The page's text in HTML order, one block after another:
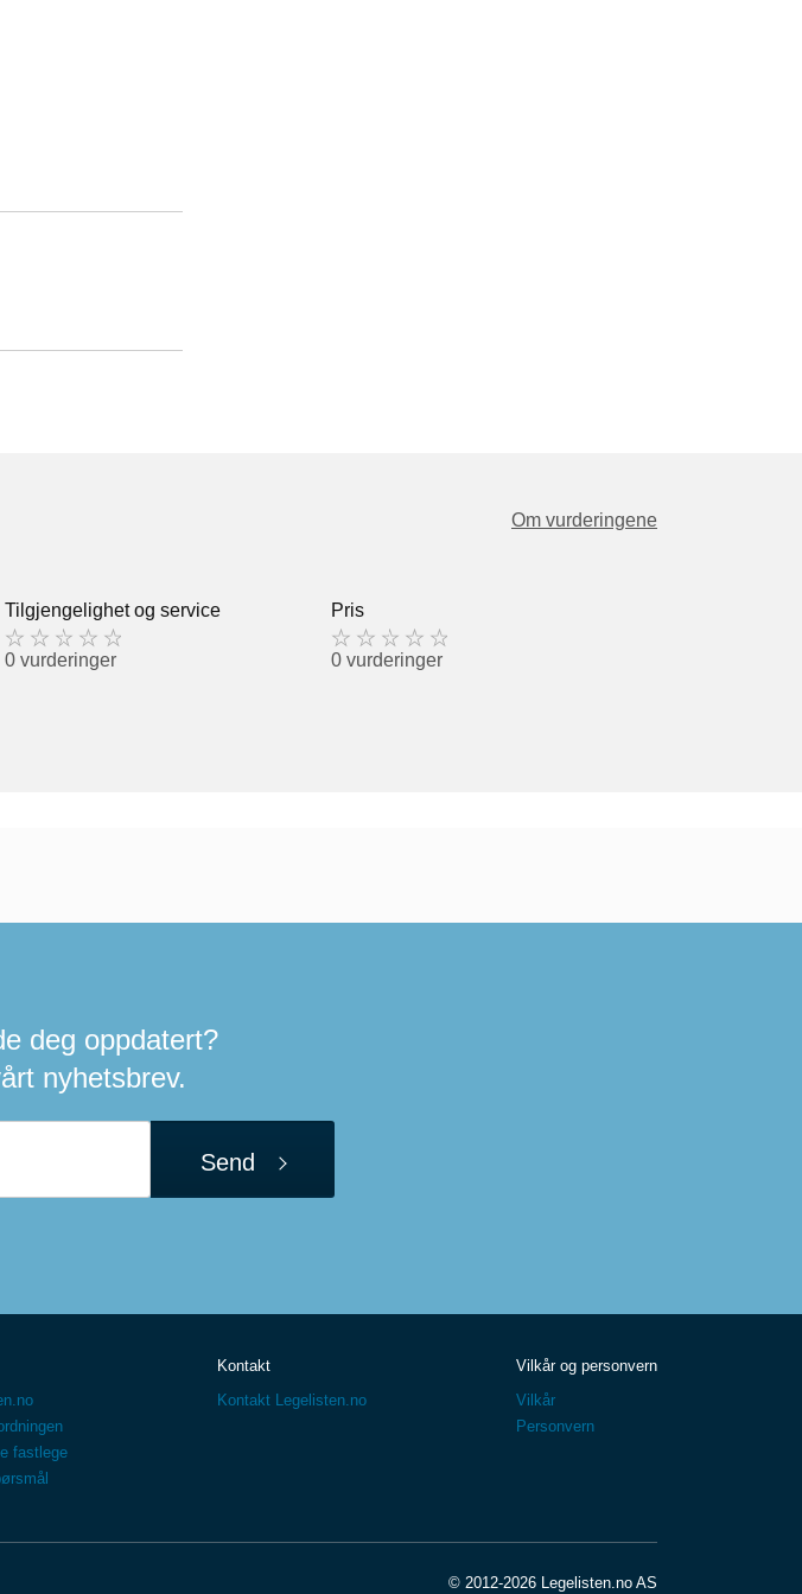
Om vurderingene
Tilgjengelighet og service
0 vurderinger
Pris
0 vurderinger
deg oppdatert?
nyhetsbrev.
Send
fastlege
Kontakt
Kontakt Legelisten.no
Vilkår og personvern
Vilkår
Personvern
© 2012-2026 Legelisten.no AS